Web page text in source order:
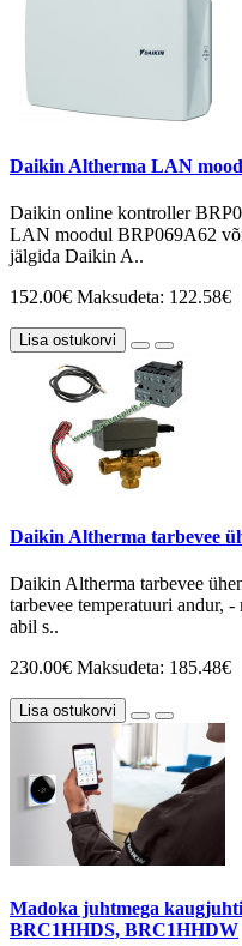
Daikin Altherma LAN
Daikin online kontroller
LAN moodul BRP069A62
jälgida Daikin A..
152.00€ Maksudeta: 122.58€
Lisa ostukorvi
Daikin Altherma tarbevee
Daikin Altherma tarbevee
tarbevee temperatuuri andur,
abil s..
230.00€ Maksudeta: 185.48€
Lisa ostukorvi
Madoka juhtmega
BRC1HHDS, BRC1HHDW